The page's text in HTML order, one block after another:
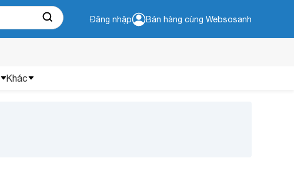
Đăng nhập Bán hàng cùng Websosanh
Khác